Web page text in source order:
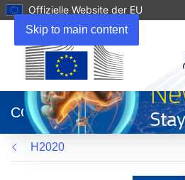
Skip to main content
Offizielle Website der EU
neuem
Fenster)
CORDIS
H2020